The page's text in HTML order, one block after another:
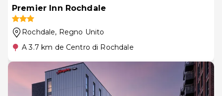
Premier Inn Rochdale
Rochdale, Regno Unito
A 3.7 km de Centro di Rochdale